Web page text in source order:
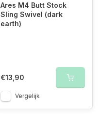
Ares M4 Butt Stock
Sling Swivel (dark
earth)
€13,90
Vergelijk